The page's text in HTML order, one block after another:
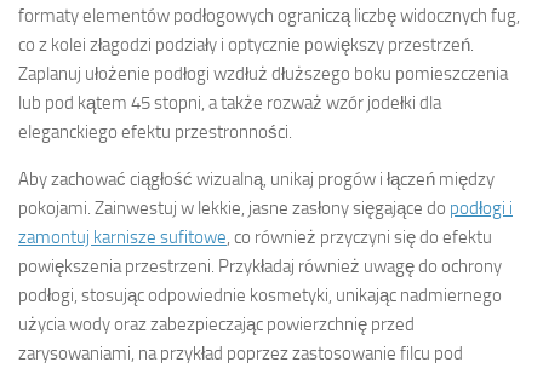
formaty elementów podłogowych ograniczą liczbę widocznych fug,
co z kolei złagodzi podziały i optycznie powiększy przestrzeń.
Zaplanuj ułożenie podłogi wzdłuż dłuższego boku pomieszczenia
lub pod kątem 45 stopni, a także rozważ wzór jodełki dla
eleganckiego efektu przestronności.
Aby zachować ciągłość wizualną, unikaj progów i łączeń między
pokojami. Zainwestuj w lekkie, jasne zasłony sięgające do podłogi i
zamontuj karnisze sufitowe, co również przyczyni się do efektu
powiększenia przestrzeni. Przykładaj również uwagę do ochrony
podłogi, stosując odpowiednie kosmetyki, unikając nadmiernego
użycia wody oraz zabezpieczając powierzchnię przed
zarysowaniami, na przykład poprzez zastosowanie filcu pod